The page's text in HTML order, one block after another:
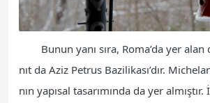
Bunun yanı sıra, Roma’da yer
nıt da Aziz Petrus Bazilikası’dır.
nın yapısal tasarımında da yer